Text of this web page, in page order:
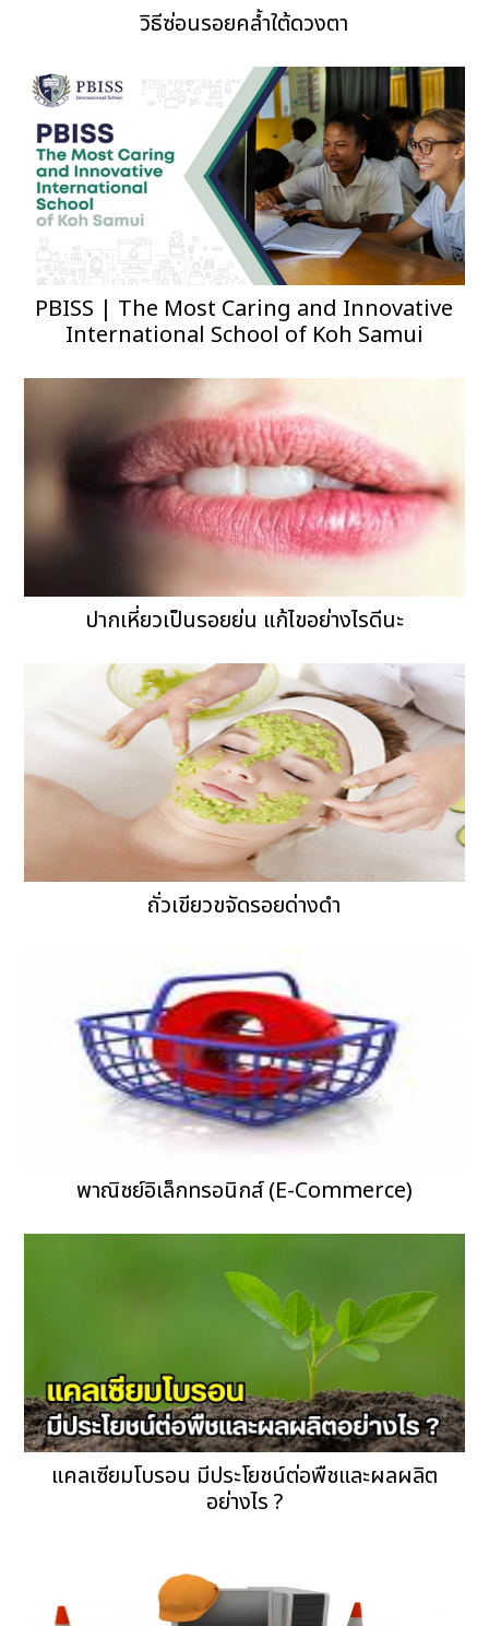
วิธีซ่อนรอยคล้ำใต้ดวงตา
PBISS | The Most Caring and Innovative
International School of Koh Samui
ปากเหี่ยวเป็นรอยย่น แก้ไขอย่างไรดีนะ
ถั่วเขียวขจัดรอยด่างดำ
พาณิชย์อิเล็กทรอนิกส์ (E-Commerce)
แคลเซียมโบรอน มีประโยชน์ต่อพืชและผลผลิต
อย่างไร ?